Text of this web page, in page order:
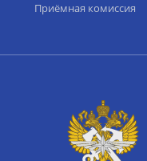
Приёмная комиссия